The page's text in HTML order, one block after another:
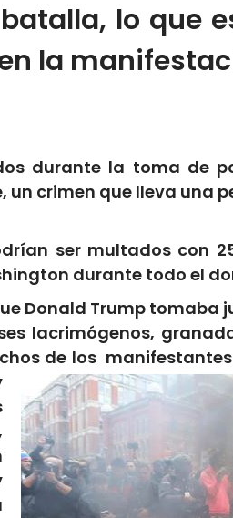
lo que
la
durante la toma de
crimen que lleva una
ser multados con
durante todo el
Donald Trump tomaba
lacrimógenos,
de los